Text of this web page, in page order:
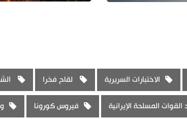
الاختبارات السريرية لقاح فخرا
القوات المسلحة الإيرانية فيروس كورونا